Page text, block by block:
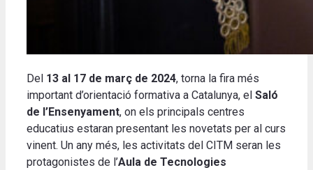
Del 13 al 17 de març de 2024, torna la fira més
important d’orientació formativa a Catalunya, el Saló
de l’Ensenyament, on els principals centres
educatius estaran presentant les novetats per al curs
vinent. Un any més, les activitats del CITM seran les
protagonistes de l’Aula de Tecnologies